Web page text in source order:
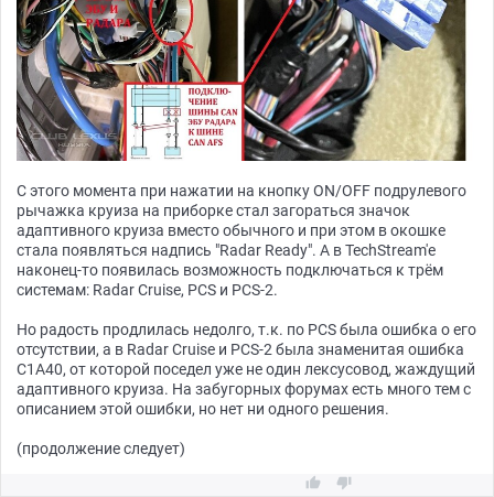
С этого момента при нажатии на кнопку ON/OFF подрулевого
рычажка круиза на приборке стал загораться значок
адаптивного круиза вместо обычного и при этом в окошке
стала появляться надпись "Radar Ready". А в TechStream'e
наконец-то появилась возможность подключаться к трём
системам: Radar Cruise, PCS и PCS-2.
Но радость продлилась недолго, т.к. по PCS была ошибка о его
отсутствии, а в Radar Cruise и PCS-2 была знаменитая ошибка
C1A40, от которой поседел уже не один лексусовод, жаждущий
адаптивного круиза. На забугорных форумах есть много тем с
описанием этой ошибки, но нет ни одного решения.
(продолжение следует)
 